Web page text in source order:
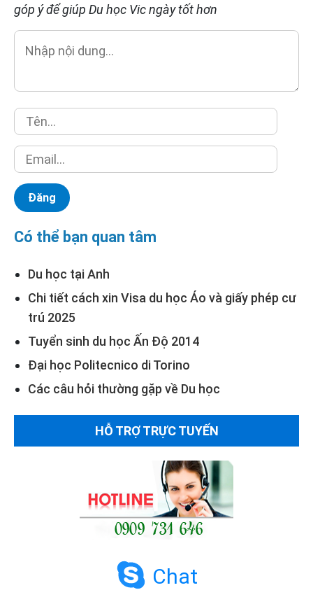
góp ý để giúp Du học Vic ngày tốt hơn
Có thể bạn quan tâm
Du học tại Anh
Chi tiết cách xin Visa du học Áo và giấy phép cư
trú 2025
Tuyển sinh du học Ấn Độ 2014
Đại học Politecnico di Torino
Các câu hỏi thường gặp về Du học
HỖ TRỢ TRỰC TUYẾN
Chat